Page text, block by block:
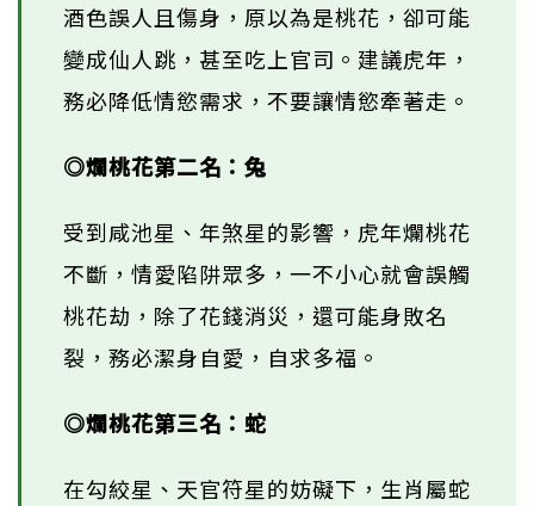
酒色誤人且傷身，原以為是桃花，卻可能
變成仙人跳，甚至吃上官司。建議虎年，
務必降低情慾需求，不要讓情慾牽著走。
◎爛桃花第二名：兔
受到咸池星、年煞星的影響，虎年爛桃花
不斷，情愛陷阱眾多，一不小心就會誤觸
桃花劫，除了花錢消災，還可能身敗名
裂，務必潔身自愛，自求多福。
◎爛桃花第三名：蛇
在勾絞星、天官符星的妨礙下，生肖屬蛇